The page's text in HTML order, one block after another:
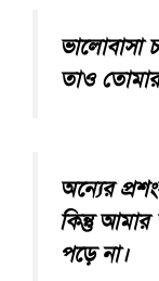
ভালোবাসা
তাও
অন্যের
কিন্তু
পড়ে না।